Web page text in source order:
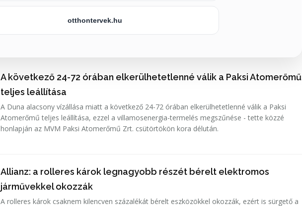
otthontervek.hu
A következő 24-72 órában elkerülhetetlenné válik a Paksi Atomerőmű
teljes leállítása
A Duna alacsony vízállása miatt a következő 24-72 órában elkerülhetetlenné válik a Paksi
Atomerőmű teljes leállítása, ezzel a villamosenergia-termelés megszűnése - tette közzé
honlapján az MVM Paksi Atomerőmű Zrt. csütörtökön kora délután.
Allianz: a rolleres károk legnagyobb részét bérelt elektromos
járművekkel okozzák
A rolleres károk csaknem kilencven százalékát bérelt eszközökkel okozzák, ezért is sürgető a